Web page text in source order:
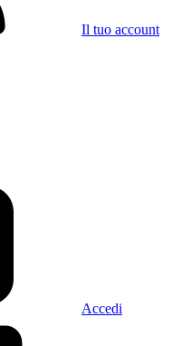
Il tuo account
Accedi